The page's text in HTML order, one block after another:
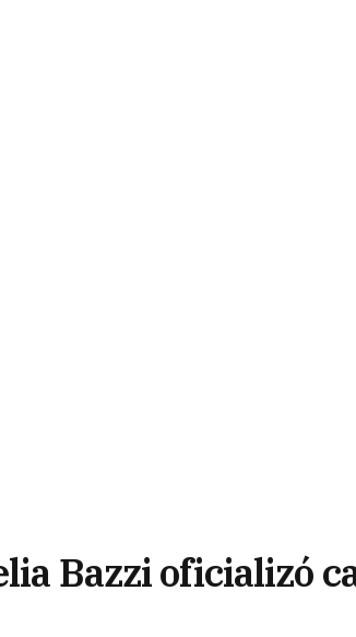
Bazzi oficializó